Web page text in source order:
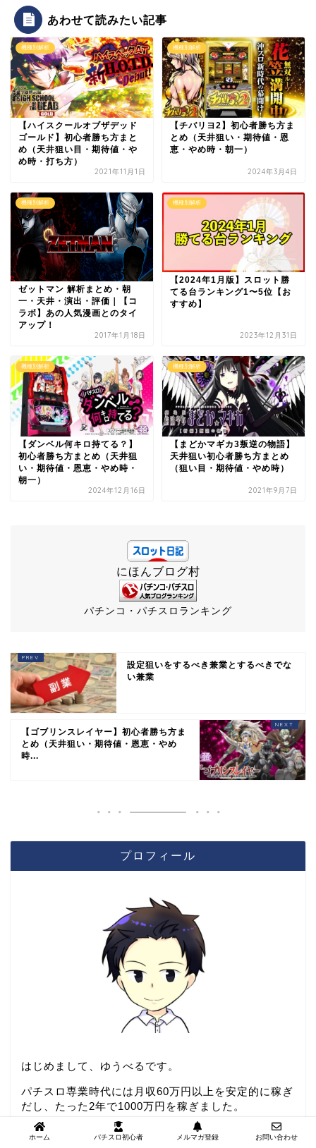
あわせて読みたい記事
機種別解析
【ハイスクールオブザデッド
ゴールド】初心者勝ち方まと
め（天井狙い目・期待値・や
め時・打ち方）
2021年11月1日
機種別解析
【チバリヨ2】初心者勝ち方ま
とめ（天井狙い・期待値・恩
恵・やめ時・朝一）
2024年3月4日
機種別解析
ゼットマン 解析まとめ・朝
一・天井・演出・評価｜【コ
ラボ】あの人気漫画とのタイ
アップ！
2017年1月18日
機種別解析
【2024年1月版】スロット勝
てる台ランキング1〜5位【お
すすめ】
2023年12月31日
機種別解析
【ダンベル何キロ持てる？】
初心者勝ち方まとめ（天井狙
い・期待値・恩恵・やめ時・
朝一）
2024年12月16日
機種別解析
【まどかマギカ3叛逆の物語】
天井狙い初心者勝ち方まとめ
（狙い目・期待値・やめ時）
2021年9月7日
にほんブログ村
パチンコ・パチスロランキング
設定狙いをするべき兼業とするべきでな
い兼業
【ゴブリンスレイヤー】初心者勝ち方ま
とめ（天井狙い・期待値・恩恵・やめ
時...
プロフィール
はじめまして、ゆうべるです。
パチスロ専業時代には月収60万円以上を安定的に稼ぎ
だし、たった2年で1000万円を稼ぎました。
その後仕事の隙間時間を使って毎月10～50万円を稼
ホーム パチスロ初心者 メルマガ登録 お問い合わせ